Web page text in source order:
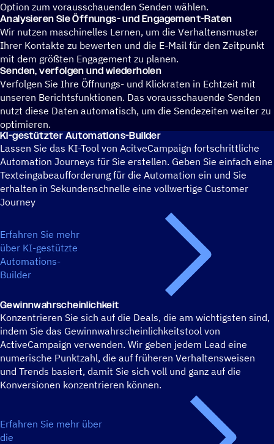
Option zum vorausschauenden Senden wählen.
Analy­sie­ren Sie Öffnungs- und Engagement-Raten
Wir nutzen maschinelles Lernen, um die Verhaltensmuster
Ihrer Kontakte zu bewerten und die E-Mail für den Zeitpunkt
mit dem größten Engagement zu planen.
Senden, verfol­gen und wiederholen
Verfolgen Sie Ihre Öffnungs- und Klickraten in Echtzeit mit
unseren Berichtsfunktionen. Das vorausschauende Senden
nutzt diese Daten automatisch, um die Sendezeiten weiter zu
optimieren.
KI-gestütz­ter Automations-Builder
Lassen Sie das KI-Tool von AcitveCampaign fortschrittliche
Automation Journeys für Sie erstellen. Geben Sie einfach eine
Texteingabeaufforderung für die Automation ein und Sie
erhalten in Sekundenschnelle eine vollwertige Customer
Journey
Erfahren Sie mehr
über KI-gestützte
Automations-
Builder
Gewinn­wahr­schein­lich­keit
Konzentrieren Sie sich auf die Deals, die am wichtigsten sind,
indem Sie das Gewinnwahrscheinlichkeitstool von
ActiveCampaign verwenden. Wir geben jedem Lead eine
numerische Punktzahl, die auf früheren Verhaltensweisen
und Trends basiert, damit Sie sich voll und ganz auf die
Konversionen konzentrieren können.
Erfahren Sie mehr über
die